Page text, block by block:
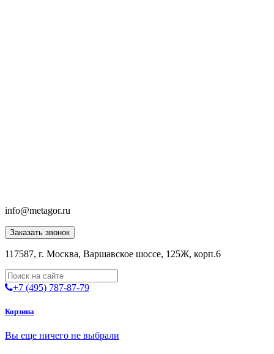
info@metagor.ru
Заказать звонок
117587, г. Москва, Варшавское шоссе, 125Ж, корп.6
+7 (495) 787-87-79
Корзина
Вы еще ничего не выбрали